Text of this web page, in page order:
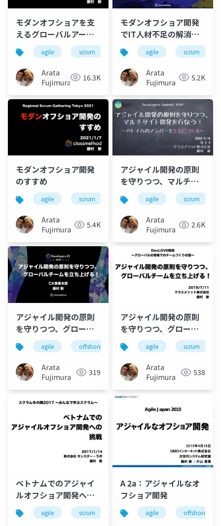
モダンオフショアを支
えるグローバルアーキ
テクト 〜私がオフショ
アに取り組んでいる理
由〜
agile scrum offshore vietnam
Arata
Fujimura
16.3K
モダンオフショア開発
でIT人材不足の解消を
目指す 〜 ベトナムでの
取り組みとこれから 〜
agile scrum
Arata
Fujimura
5.2K
モダンオフショア開発
のすすめ
agile scrum offshore modernoffshore
Arata
Fujimura
5.4K
アジャイル開発の原則
を守りつつ、マルチサ
イト開発を行なう！
agile scrum
Arata
Fujimura
2.6K
アジャイル開発の原則
を守りつつ、グローバ
ルチームを立ち上げ
る！
agile offshore scrum vietnam
Arata
Fujimura
319
アジャイル開発の原則
を守りつつ、グローバ
ルチームを立ち上げ
る！
agile scrum
Arata
Fujimura
538
ベトナムでのアジャイ
ルオフショア開発への
挑戦
agile scrum offshore vietnam
A 2a：アジャイルなオ
フショア開発
agile offshore